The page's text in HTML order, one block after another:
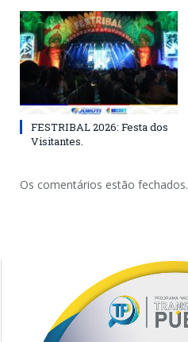
FESTRIBAL 2026: Festa dos
Visitantes.
Os comentários estão fechados.